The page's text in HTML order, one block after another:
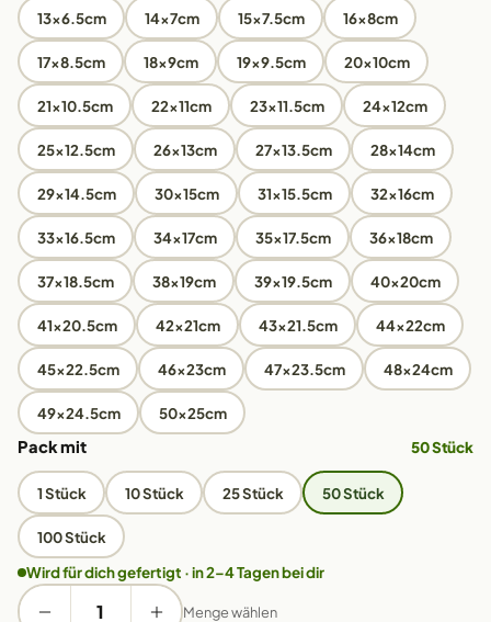
13x6.5cm 14x7cm 15x7.5cm 16x8cm
17x8.5cm 18x9cm 19x9.5cm 20x10cm
21x10.5cm 22x11cm 23x11.5cm 24x12cm
25x12.5cm 26x13cm 27x13.5cm 28x14cm
29x14.5cm 30x15cm 31x15.5cm 32x16cm
33x16.5cm 34x17cm 35x17.5cm 36x18cm
37x18.5cm 38x19cm 39x19.5cm 40x20cm
41x20.5cm 42x21cm 43x21.5cm 44x22cm
45x22.5cm 46x23cm 47x23.5cm 48x24cm
49x24.5cm 50x25cm
Pack mit 50 Stück
1 Stück 10 Stück 25 Stück 50 Stück
100 Stück
Wird für dich gefertigt · in 2–4 Tagen bei dir
Menge wählen